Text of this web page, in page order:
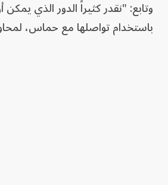
وتابع: "نقدر كثيراً الدور الذي
باستخدام تواصلها مع حماس،